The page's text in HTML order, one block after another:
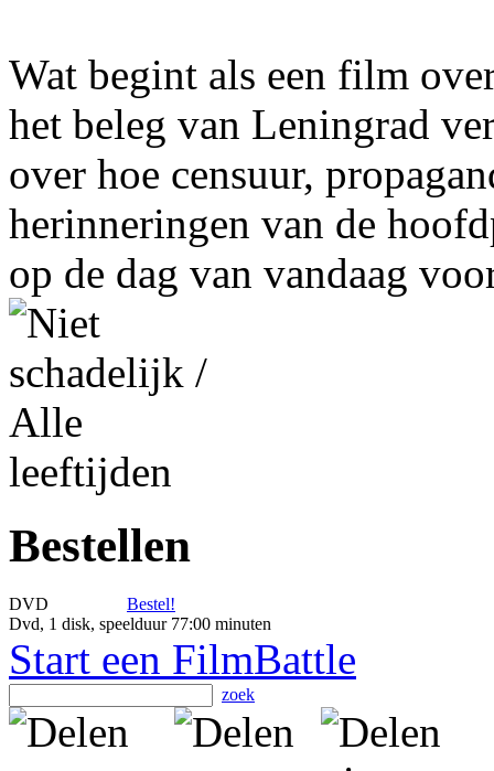
Wat begint als een film
het beleg van Leningrad
over hoe censuur,
herinneringen van de
op de dag van vandaag
Bestellen
DVD
Bestel!
Dvd, 1 disk, speelduur 77:00 minuten
Start een FilmBattle
zoek